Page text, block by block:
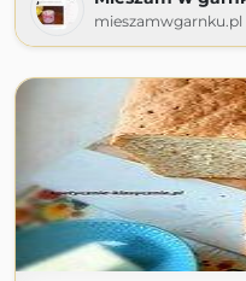
mieszamwgarnku.pl